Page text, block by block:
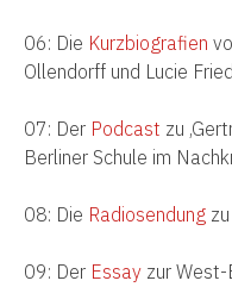
06: Die Kurzbiografien
Ollendorff und Lucie
07: Der Podcast zu
Berliner Schule im
08: Die Radiosendung
09: Der Essay zur